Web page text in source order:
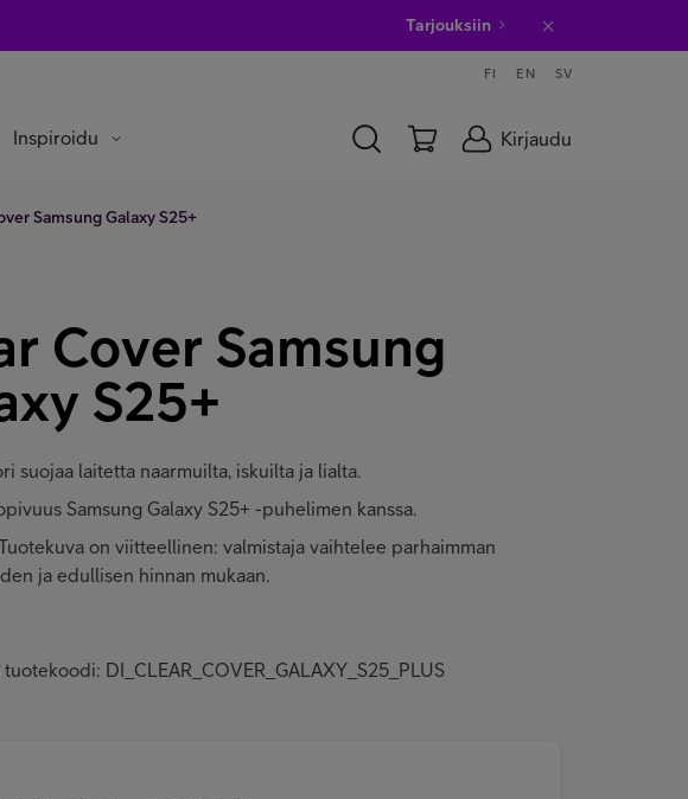
Tarjouksiin
FI EN SV
Inspiroidu Kirjaudu
Samsung Galaxy S25+
Cover Samsung
S25+
suojaa laitetta naarmuilta, iskuilta ja lialta.
Samsung Galaxy S25+ -puhelimen kanssa.
on viitteellinen: valmistaja vaihtelee parhaimman
ja edullisen hinnan mukaan.
DI_CLEAR_COVER_GALAXY_S25_PLUS